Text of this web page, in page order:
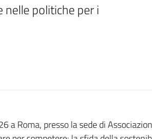
nelle politiche per i
a Roma, presso la sede di